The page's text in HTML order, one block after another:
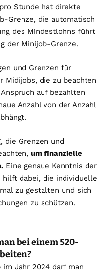
Stunde hat direkte
Grenze, die automatisch
des Mindestlohns führt
der Minijob-Grenze.
und Grenzen für
Midijobs, die zu beachten
auf bezahlten
Anzahl von der Anzahl
die Grenzen und
um finanzielle
Eine genaue Kenntnis der
hilft dabei, die individuelle
zu gestalten und sich
zu schützen.
bei einem 520-
Jahr 2024 darf man